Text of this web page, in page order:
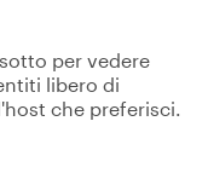
per vedere
libero di
che preferisci.